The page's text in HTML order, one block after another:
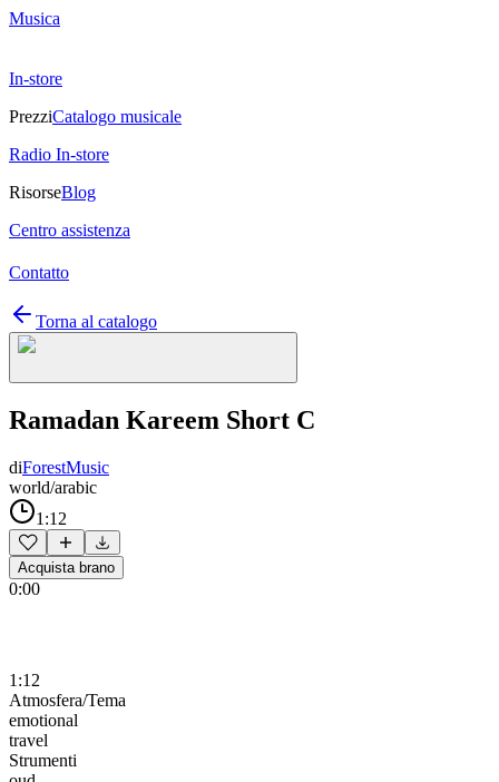
Musica
In-store
PrezziCatalogo musicale
Radio In-store
RisorseBlog
Centro assistenza
Contatto
Torna al catalogo
Ramadan Kareem Short C
diForestMusic
world/arabic
1:12
Acquista brano
0:00
1:12
Atmosfera/Tema
emotional
travel
Strumenti